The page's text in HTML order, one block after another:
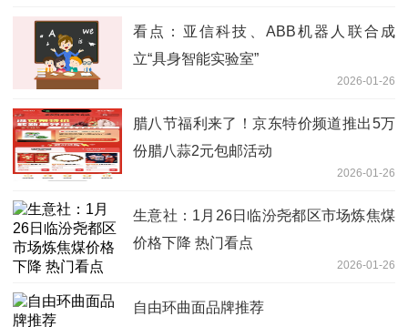
看点：亚信科技、ABB机器人联合成
立“具身智能实验室”
2026-01-26
腊八节福利来了！京东特价频道推出5万
份腊八蒜2元包邮活动
2026-01-26
生意社：1月26日临汾尧都区市场炼焦煤
价格下降 热门看点
2026-01-26
自由环曲面品牌推荐